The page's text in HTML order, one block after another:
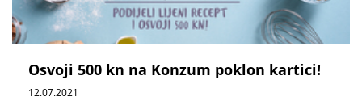
Osvoji 500 kn na Konzum poklon kartici!
12.07.2021